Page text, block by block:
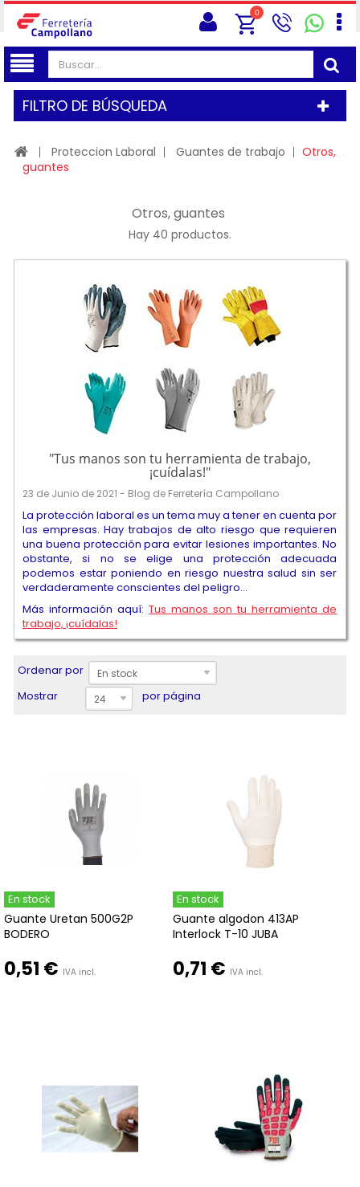
0
FILTRO DE BÚSQUEDA
Proteccion Laboral Guantes de trabajo
Otros,
guantes
Otros, guantes
Hay 40 productos.
"Tus manos son tu herramienta de trabajo,
¡cuídalas!"
23 de Junio de 2021 - Blog de Ferretería Campollano
La protección laboral es un tema muy a tener en cuenta por
las empresas. Hay trabajos de alto riesgo que requieren
una buena protección para evitar lesiones importantes. No
obstante, si no se elige una protección adecuada
podemos estar poniendo en riesgo nuestra salud sin ser
verdaderamente conscientes del peligro...
Más información aquí:Tus manos son tu herramienta de
trabajo, ¡cuídalas!
Ordenar por En stock
Mostrar 24 por página
En stock
Guante Uretan 500G2P
BODERO
0,51 € IVA incl.
En stock
Guante algodon 413AP
Interlock T-10 JUBA
0,71 € IVA incl.